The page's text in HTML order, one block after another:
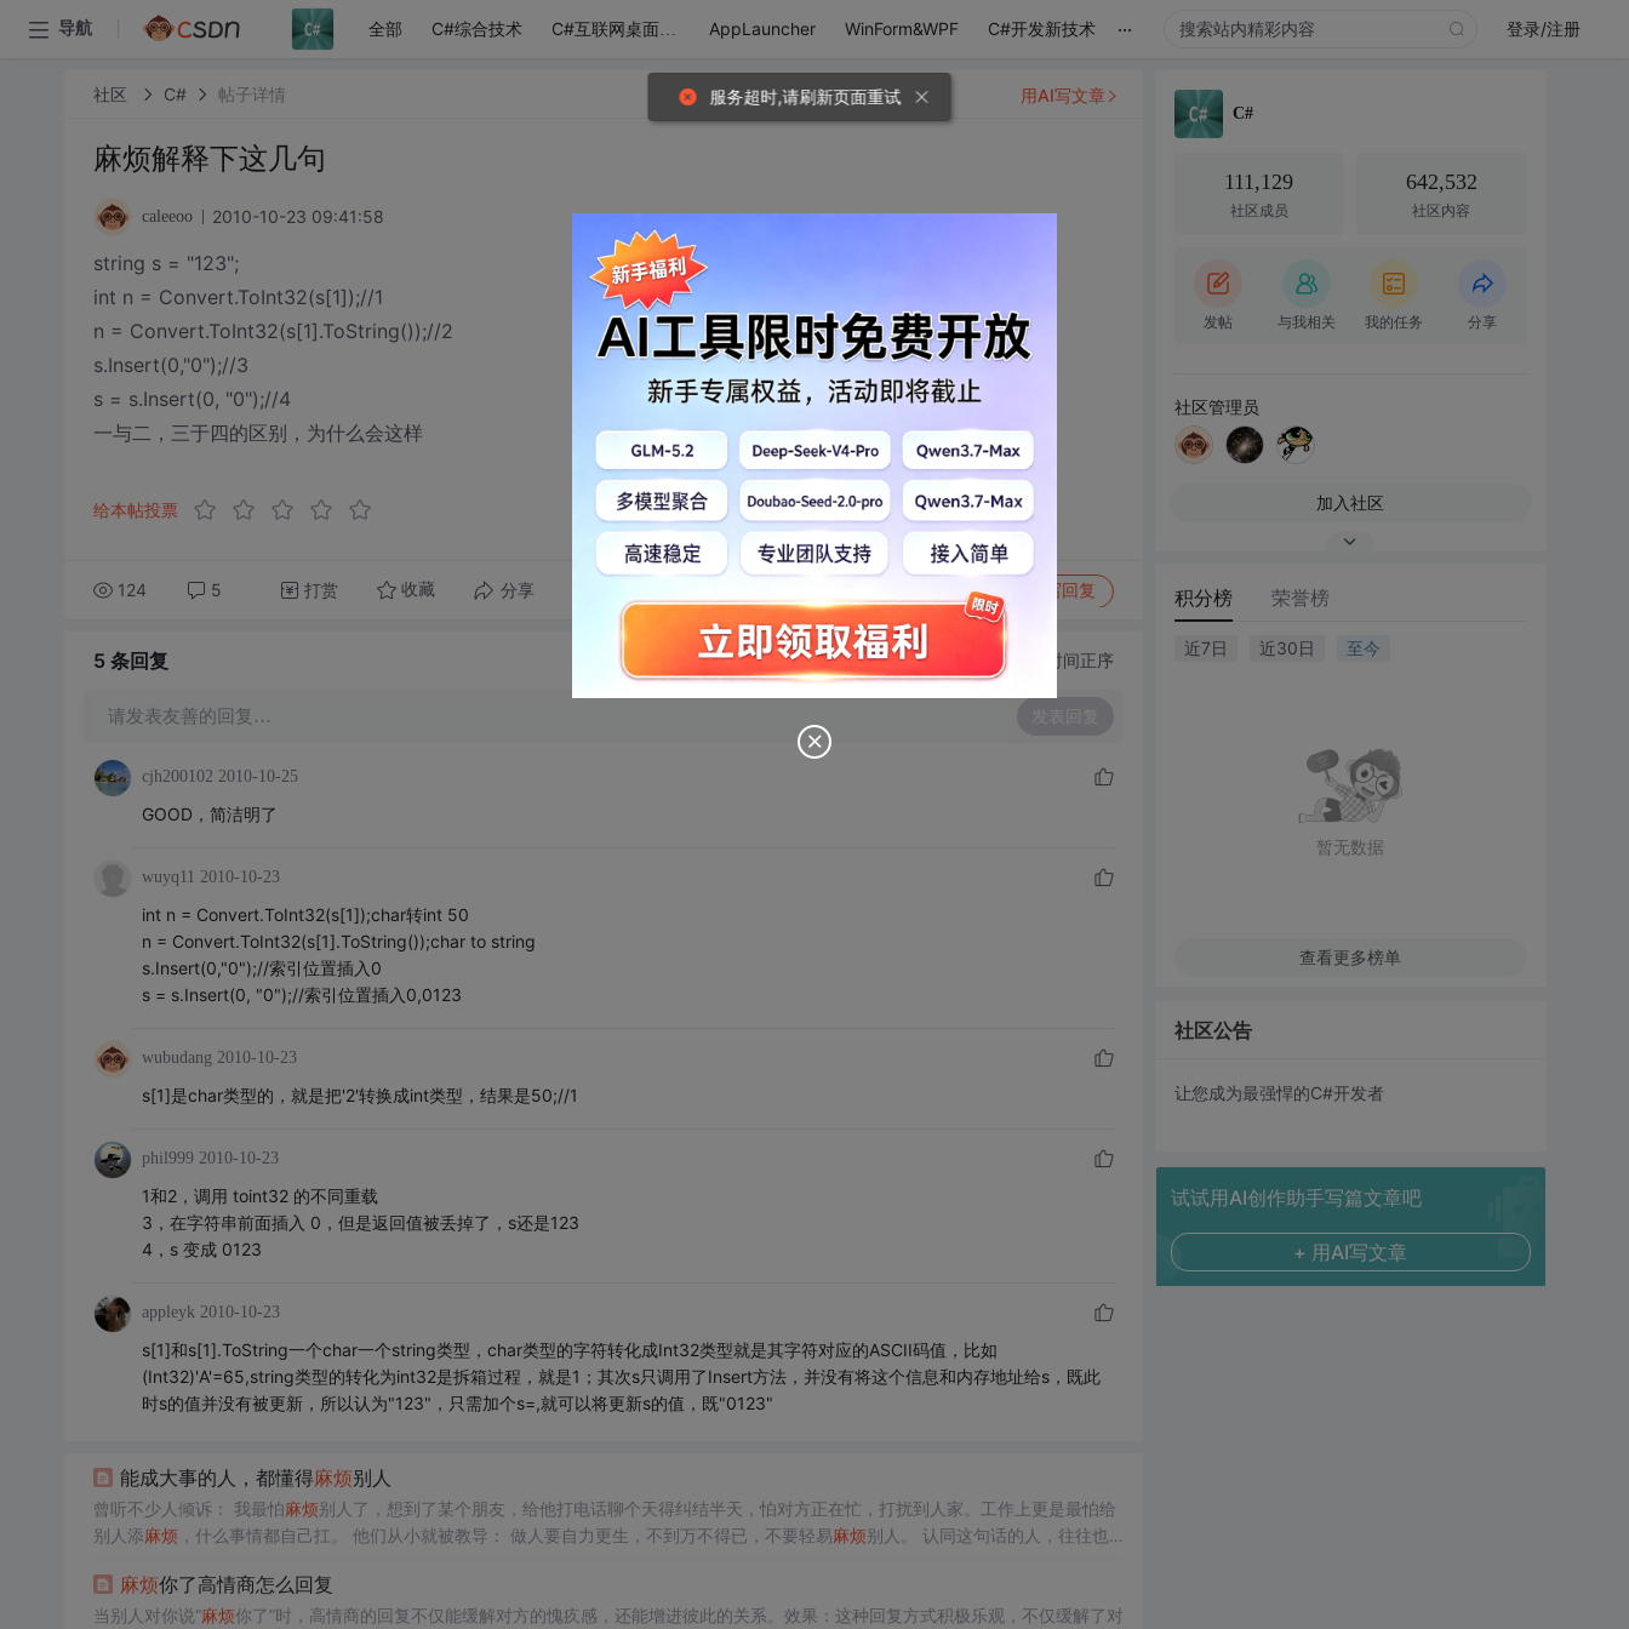
导航 全部 C#综合技术 C#互联网桌面应用 AppLauncher WinForm&WPF C#开发新技术 ... 登录/注册
社区 C# 帖子详情
麻烦解释下这几句
caleeoo 2010-10-23 09:41:58
string s = "123";
int n = Convert.ToInt32(s[1]);//1
n = Convert.ToInt32(s[1].ToString());//2
s.Insert(0,"0");//3
s = s.Insert(0, "0");//4
一与二，三于四的区别，为什么会这样
给本帖投票
124 5 打赏 收藏 分享 写回复
用AI写文章
5 条回复 切换为时间正序
请发表友善的回复… 发表回复
cjh200102 2010-10-25
GOOD，简洁明了
wuyq11 2010-10-23
int n = Convert.ToInt32(s[1]);char转int 50
n = Convert.ToInt32(s[1].ToString());char to string
s.Insert(0,"0");//索引位置插入0
s = s.Insert(0, "0");//索引位置插入0,0123
wubudang 2010-10-23
s[1]是char类型的，就是把'2'转换成int类型，结果是50;//1
phil999 2010-10-23
1和2，调用 toint32 的不同重载
3，在字符串前面插入 0，但是返回值被丢掉了，s还是123
4，s 变成 0123
appleyk 2010-10-23
s[1]和s[1].ToString一个char一个string类型，char类型的字符转化成Int32类型就是其字符对应的ASCII码值，比如
(Int32)'A'=65,string类型的转化为int32是拆箱过程，就是1；其次s只调用了Insert方法，并没有将这个信息和内存地址给s，既此
时s的值并没有被更新，所以认为"123"，只需加个s=,就可以将更新s的值，既"0123"
能成大事的人，都懂得麻烦别人
曾听不少人倾诉： 我最怕麻烦别人了，想到了某个朋友，给他打电话聊个天得纠结半天，怕对方正在忙，打扰到人家。工作上更是最怕给
别人添麻烦，什么事情都自己扛。 他们从小就被教导： 做人要自力更生，不到万不得已，不要轻易麻烦别人。 认同这句话的人，往往也
一个例子 12岁时，乔布斯...
麻烦你了高情商怎么回复
当别人对你说“麻烦你了”时，高情商的回复不仅能缓解对方的愧疚感，还能增进彼此的关系。效果：这种回复方式积极乐观，不仅缓解了对
C#
111,129
社区成员
642,532
社区内容
发帖 与我相关 我的任务 分享
社区管理员
加入社区
积分榜 荣誉榜
近7日 近30日 至今
暂无数据
查看更多榜单
社区公告
让您成为最强悍的C#开发者
试试用AI创作助手写篇文章吧
+ 用AI写文章
服务超时,请刷新页面重试